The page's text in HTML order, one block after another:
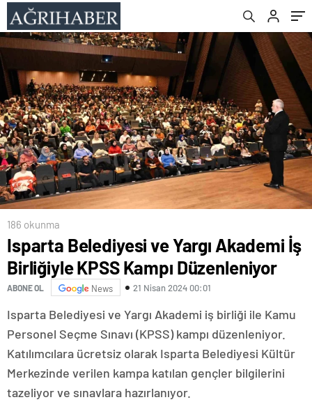
186 okunma
Isparta Belediyesi ve Yargı Akademi İş
Birliğiyle KPSS Kampı Düzenleniyor
ABONE OL News 21 Nisan 2024 00:01
Isparta Belediyesi ve Yargı Akademi iş birliği ile Kamu
Personel Seçme Sınavı (KPSS) kampı düzenleniyor.
Katılımcılara ücretsiz olarak Isparta Belediyesi Kültür
Merkezinde verilen kampa katılan gençler bilgilerini
tazeliyor ve sınavlara hazırlanıyor.